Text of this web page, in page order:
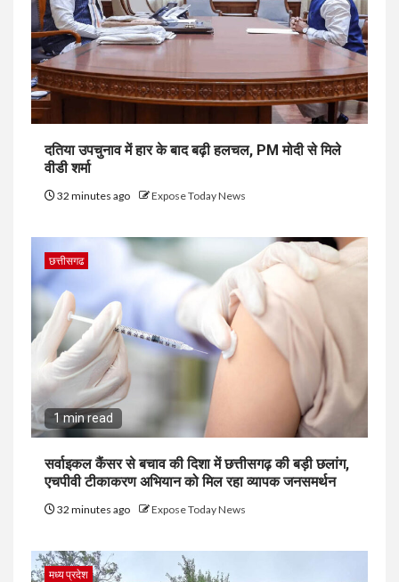
दतिया उपचुनाव में हार के बाद बढ़ी हलचल, PM मोदी से मिले
वीडी शर्मा
32 minutes ago Expose Today News
छत्तीसगढ
1 min read
सर्वाइकल कैंसर से बचाव की दिशा में छत्तीसगढ़ की बड़ी छलांग,
एचपीवी टीकाकरण अभियान को मिल रहा व्यापक जनसमर्थन
32 minutes ago Expose Today News
मध्य प्रदेश